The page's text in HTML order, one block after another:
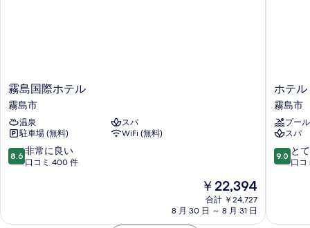
表
示
す
る
霧
島
国
際
ホ
テ
ル
霧島国際ホテル
霧島市
温泉
スパ
駐車場 (無料)
WiFi (無料)
10
段
常
8.6 非常に良い
口コミ 400 件
現
在
の
￥22,394
合計 ￥24,727
8 月 30 日 ～ 8 月 31 日
ホ
テ
ル
京
セ
ラ
霧
ホテ
霧島市
プール
スパ
10
段
て
9.0 と
口コ